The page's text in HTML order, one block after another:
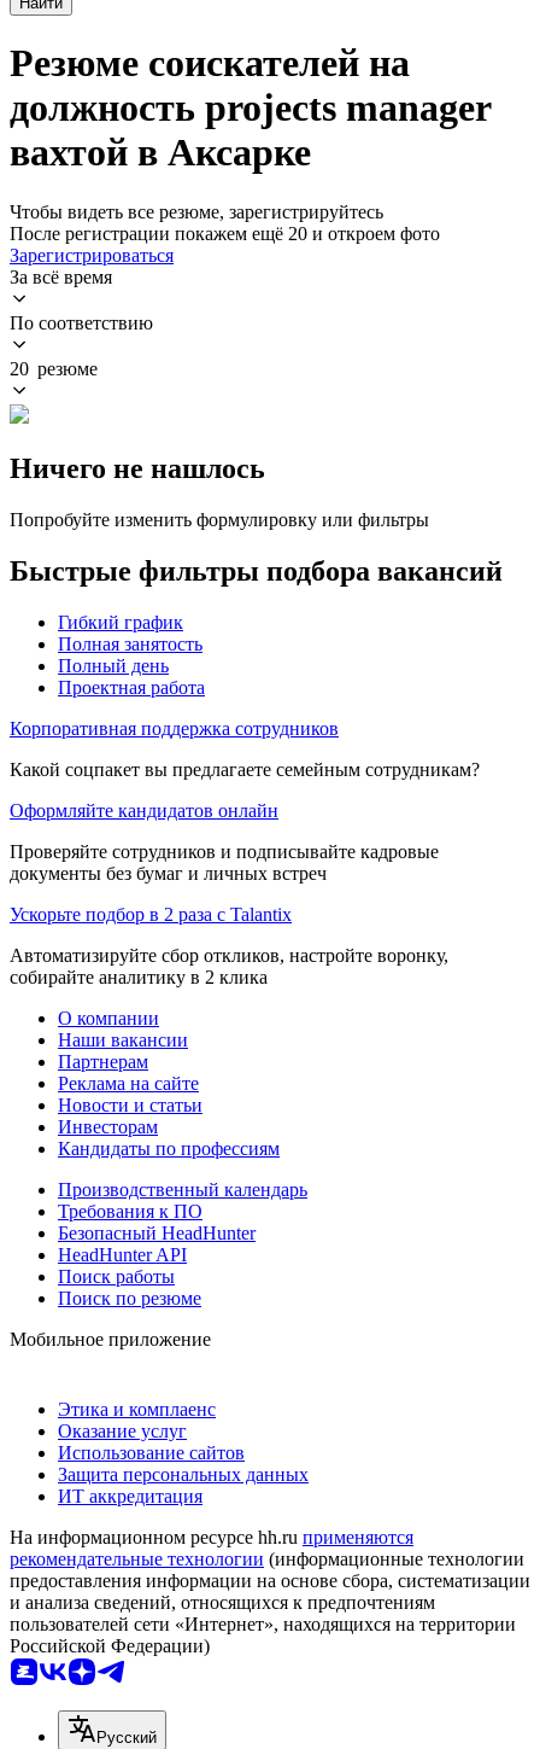
Резюме соискателей на
должность projects manager
вахтой в Аксарке
Чтобы видеть все резюме, зарегистрируйтесь
После регистрации покажем ещё 20 и откроем фото
Зарегистрироваться
За всё время
По соответствию
20 резюме
Ничего не нашлось
Попробуйте изменить формулировку или фильтры
Быстрые фильтры подбора вакансий
Гибкий график
Полная занятость
Полный день
Проектная работа
Корпоративная поддержка сотрудников
Какой соцпакет вы предлагаете семейным сотрудникам?
Оформляйте кандидатов онлайн
Проверяйте сотрудников и подписывайте кадровые
документы без бумаг и личных встреч
Ускорьте подбор в 2 раза с Talantix
Автоматизируйте сбор откликов, настройте воронку,
собирайте аналитику в 2 клика
О компании
Наши вакансии
Партнерам
Реклама на сайте
Новости и статьи
Инвесторам
Кандидаты по профессиям
Производственный календарь
Требования к ПО
Безопасный HeadHunter
HeadHunter API
Поиск работы
Поиск по резюме
Мобильное приложение
Этика и комплаенс
Оказание услуг
Использование сайтов
Защита персональных данных
ИТ аккредитация
На информационном ресурсе hh.ru применяются
рекомендательные технологии (информационные технологии
предоставления информации на основе сбора, систематизации
и анализа сведений, относящихся к предпочтениям
пользователей сети «Интернет», находящихся на территории
Российской Федерации)
Русский